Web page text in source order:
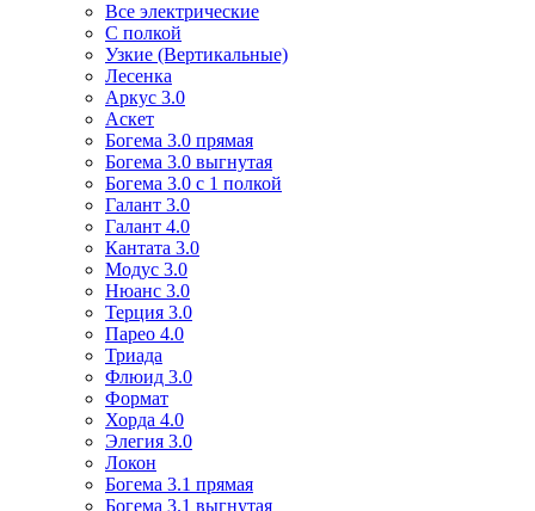
Все электрические
С полкой
Узкие (Вертикальные)
Лесенка
Аркус 3.0
Аскет
Богема 3.0 прямая
Богема 3.0 выгнутая
Богема 3.0 с 1 полкой
Галант 3.0
Галант 4.0
Кантата 3.0
Модус 3.0
Нюанс 3.0
Терция 3.0
Парео 4.0
Триада
Флюид 3.0
Формат
Хорда 4.0
Элегия 3.0
Локон
Богема 3.1 прямая
Богема 3.1 выгнутая